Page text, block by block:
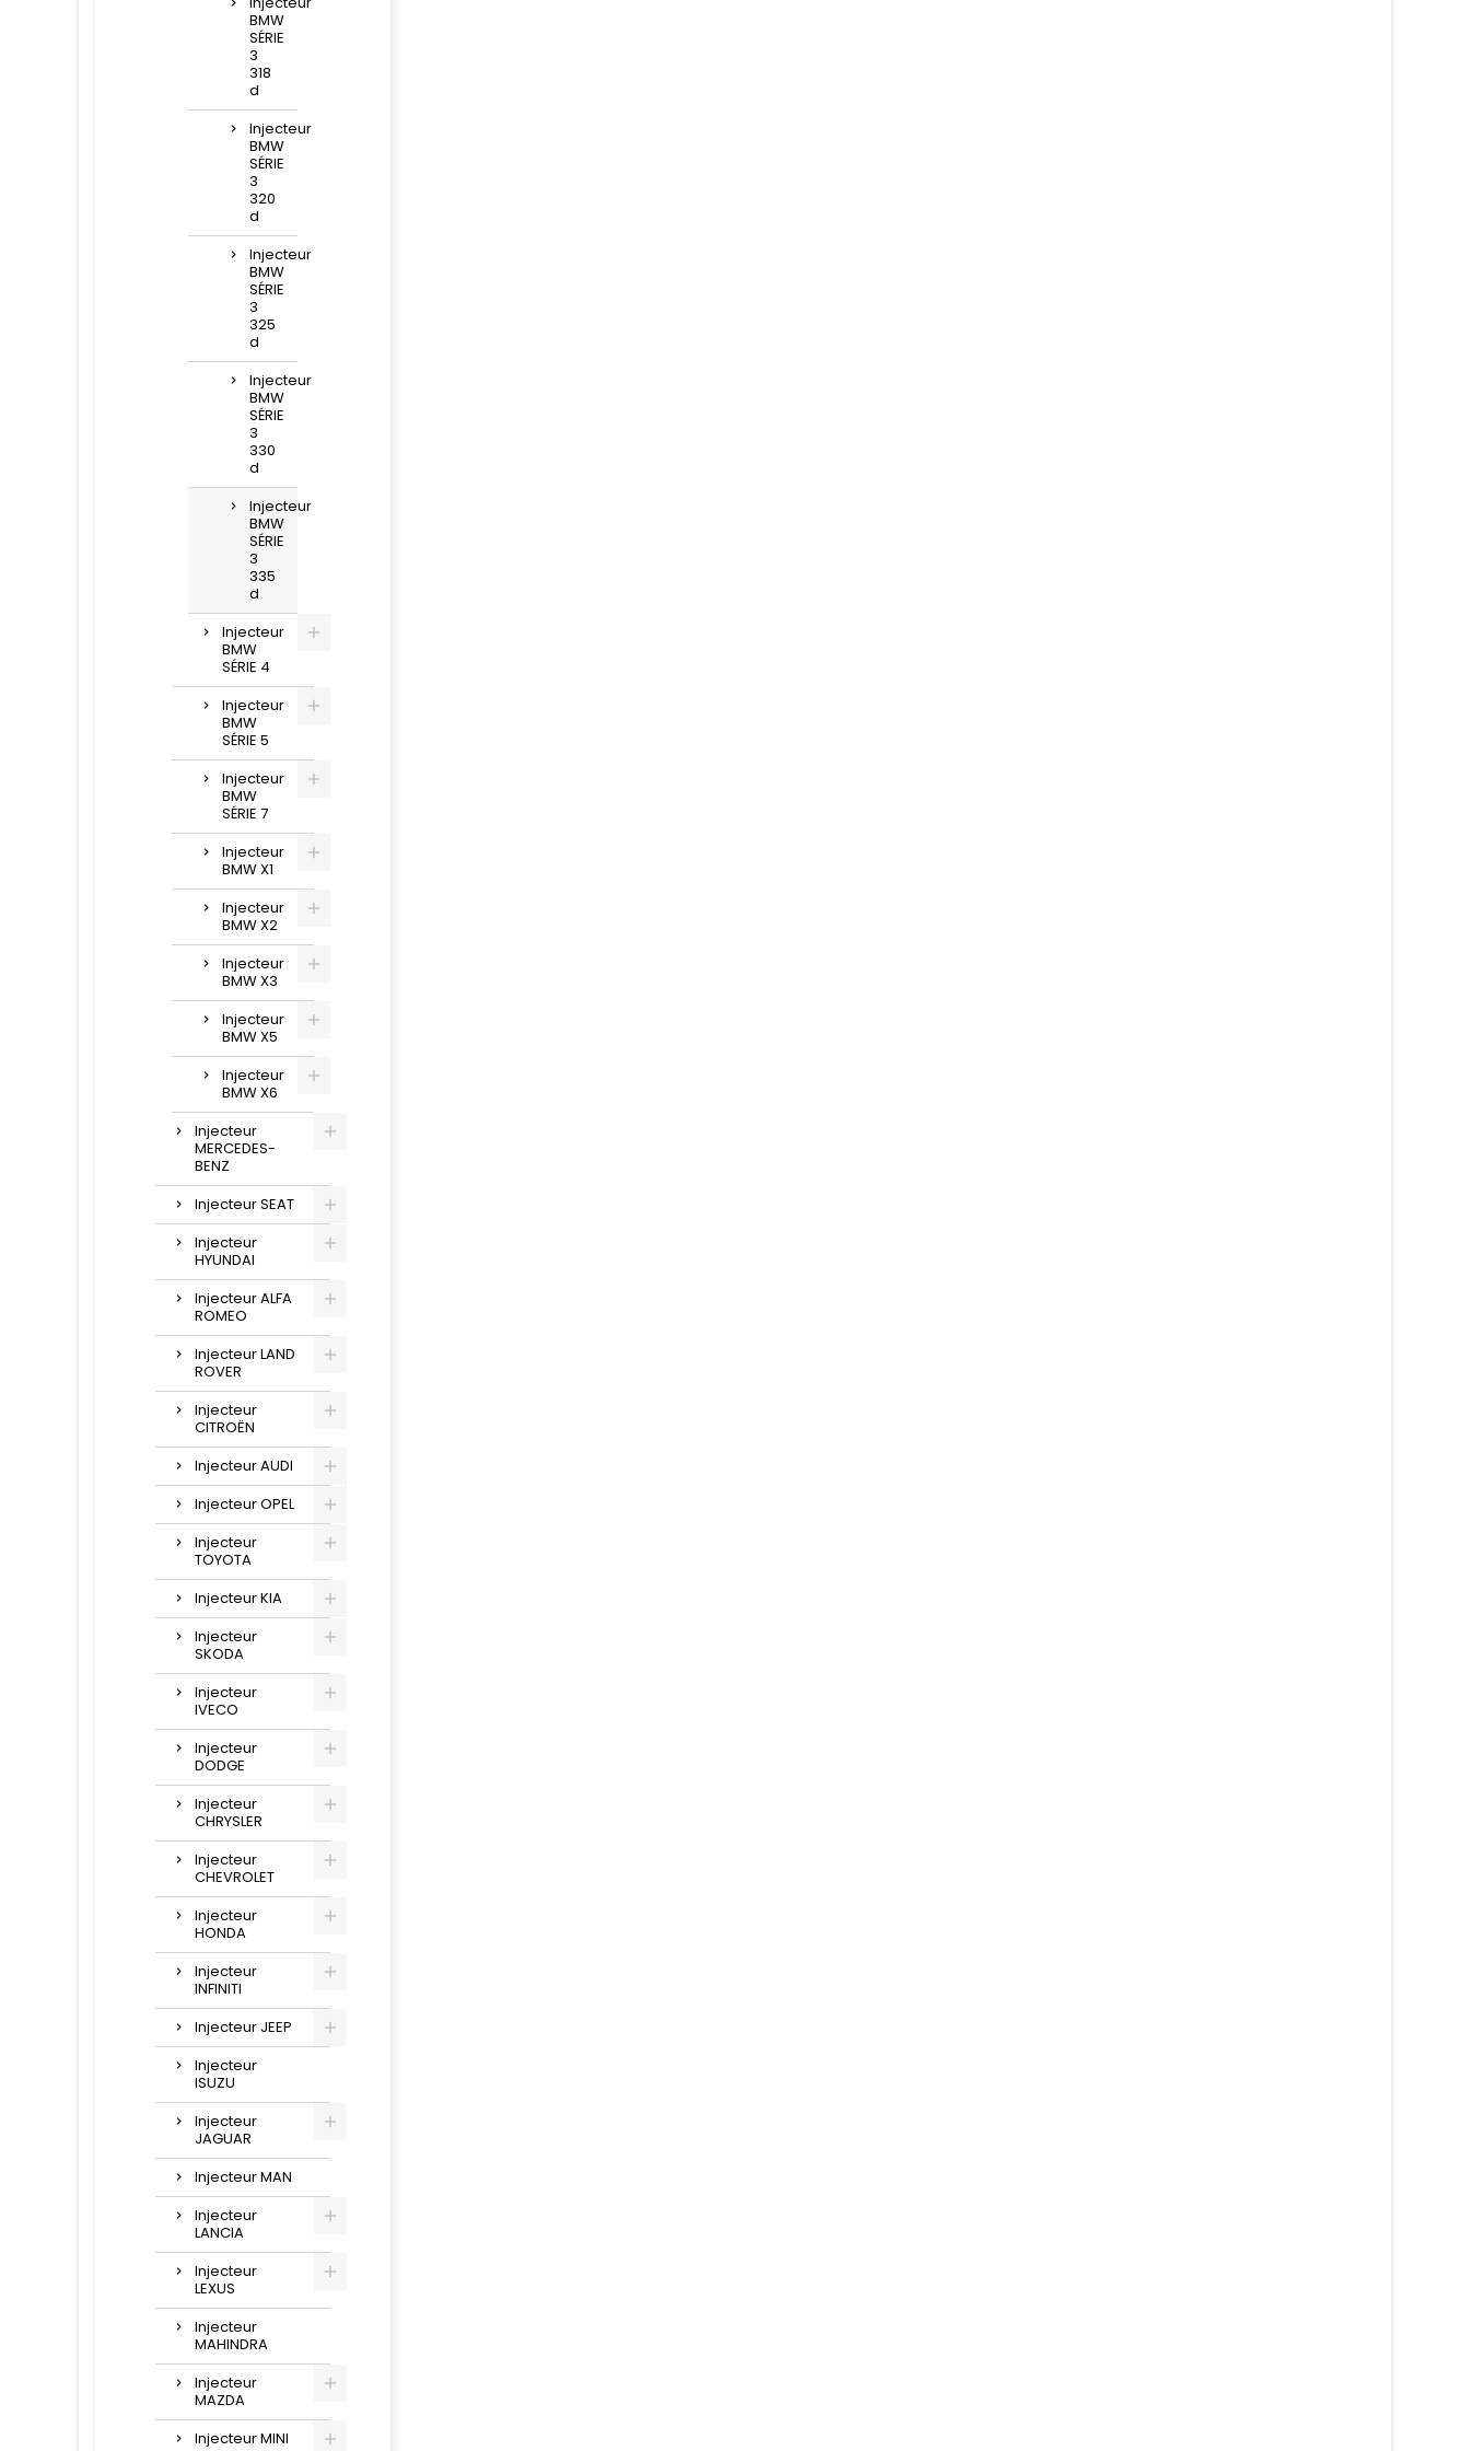
BMW
SÉRIE
3
318
d
Injecteur
BMW
SÉRIE
3
320
d
Injecteur
BMW
SÉRIE
3
325
d
Injecteur
BMW
SÉRIE
3
330
d
Injecteur
BMW
SÉRIE
3
335
d
Injecteur
BMW
SÉRIE 4
Injecteur
BMW
SÉRIE 5
Injecteur
BMW
SÉRIE 7
Injecteur
BMW X1
Injecteur
BMW X2
Injecteur
BMW X3
Injecteur
BMW X5
Injecteur
BMW X6
Injecteur
MERCEDES-
BENZ
Injecteur SEAT
Injecteur
HYUNDAI
Injecteur ALFA
ROMEO
Injecteur LAND
ROVER
Injecteur
CITROËN
Injecteur AUDI
Injecteur OPEL
Injecteur
TOYOTA
Injecteur KIA
Injecteur
SKODA
Injecteur
IVECO
Injecteur
DODGE
Injecteur
CHRYSLER
Injecteur
CHEVROLET
Injecteur
HONDA
Injecteur
INFINITI
Injecteur JEEP
Injecteur
ISUZU
Injecteur
JAGUAR
Injecteur MAN
Injecteur
LANCIA
Injecteur
LEXUS
Injecteur
MAHINDRA
Injecteur
MAZDA
Injecteur MINI